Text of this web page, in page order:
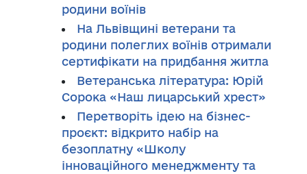
родини воїнів
На Львівщині ветерани та
родини полеглих воїнів отримали
сертифікати на придбання житла
Ветеранська література: Юрій
Сорока «Наш лицарський хрест»
Перетворіть ідею на бізнес-
проєкт: відкрито набір на
безоплатну «Школу
інноваційного менеджменту та